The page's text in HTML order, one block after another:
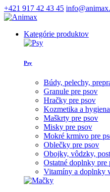
+421 917 42 43 45
Kategórie produktov
Psy
Búdy, pelechy,
Granule pre psov
Hračky pre psov
Kozmetika a
Maškrty pre psov
Misky pre psov
Mokré krmivo pre
Oblečky pre psov
Obojky, vôdzky,
Ostatné doplnky pre
Vitamíny a doplnky